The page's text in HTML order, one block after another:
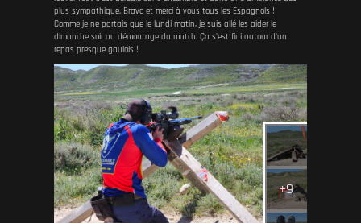
plus sympathique. Bravo et merci à vous tous les Espagnols !
Comme je ne partais que le lundi matin, je suis allé les aider le
dimanche soir au démontage du match. Ça s'est fini autour d'un
repas presque gaulois !
+9